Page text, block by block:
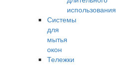
использования
Системы
для
мытья
окон
Тележки